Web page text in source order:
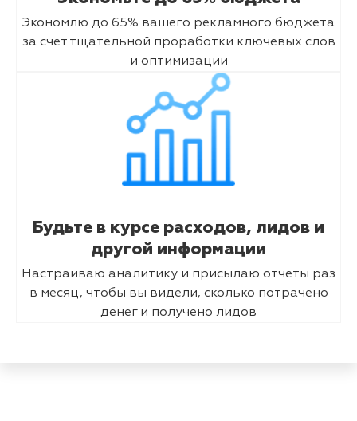
Экономлю до 65% вашего рекламного бюджета
за счет тщательной проработки ключевых слов
и оптимизации
Будьте в курсе расходов, лидов и
другой информации
Настраиваю аналитику и присылаю отчеты раз
в месяц, чтобы вы видели, сколько потрачено
денег и получено лидов